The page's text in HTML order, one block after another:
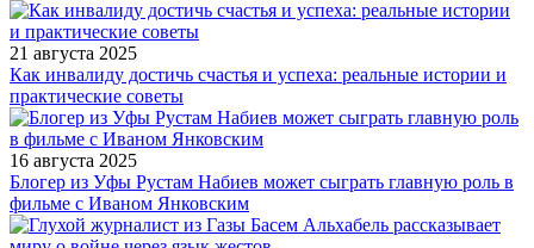
21 августа 2025
Как инвалиду достичь счастья и успеха: реальные истории и
практические советы
16 августа 2025
Блогер из Уфы Рустам Набиев может сыграть главную роль в
фильме с Иваном Янковским